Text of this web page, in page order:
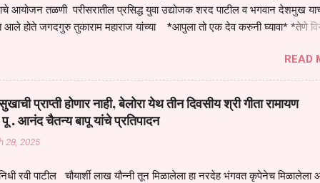
आयोजन तळणी परीसरातील प्रसिद्ध युवा उद्योजक शरद पाटील व भगवान देशमुख
आले होते जगदगुरु तुकाराम महाराज यांच्या *आपुला तो एक देव करुनी घ्यावा* *तेणे
बसलेली लोक ही खरच भाग्यवान आहेत कोरोना सारख्या महामारीत आपंण जिवंत आहोत
तर धार्मीक विचाराचा आधार आपल्याला घ्यावाच लागेल महामारीच्या काळात वारकरी
मानव जातीची मानसीक अवस्था सक्षम असणे गरजेचे आहे कोरोना ने मानवी
सगळ्याना करून दीली आहे मनुष्याच्या आयुष्यातील नामसाधना ही त्याच्यासाठी खूप
करण्याचा आळस आ...
READ
प्राप्ती होणार नाही, बेलोरा येथ तीन दिवसीय श्री गीता रामायण
. आनंद चैतन्य बापू यांचे प्रतिपादन
28, 2025
रवी पाटील चौयार्शी लाख यौन्नी तून मिळालेला हा नरदेह भंगवत कृपेनेच मिळालेला